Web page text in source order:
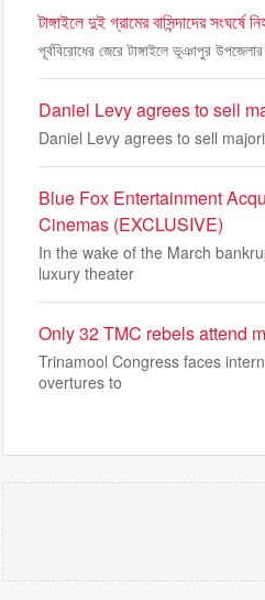
টাঙ্গাইলে দুই গ্রামের বাসিন্দাদের সংঘর্ষে
পূর্ববিরোধের জেরে টাঙ্গাইলে ভূঞাপুর
Daniel Levy agrees to sell
Daniel Levy agrees to sell
Blue Fox Entertainment
Cinemas (EXCLUSIVE)
In the wake of the March
luxury theater
Only 32 TMC rebels attend
Trinamool Congress faces
overtures to